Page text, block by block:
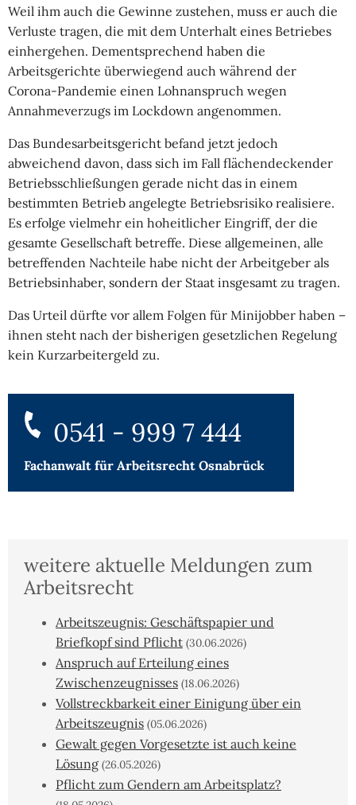
Weil ihm auch die Gewinne zustehen, muss er auch die
Verluste tragen, die mit dem Unterhalt eines Betriebes
einhergehen. Dementsprechend haben die
Arbeitsgerichte überwiegend auch während der
Corona-Pandemie einen Lohnanspruch wegen
Annahmeverzugs im Lockdown angenommen.
Das Bundesarbeitsgericht befand jetzt jedoch
abweichend davon, dass sich im Fall flächendeckender
Betriebsschließungen gerade nicht das in einem
bestimmten Betrieb angelegte Betriebsrisiko realisiere.
Es erfolge vielmehr ein hoheitlicher Eingriff, der die
gesamte Gesellschaft betreffe. Diese allgemeinen, alle
betreffenden Nachteile habe nicht der Arbeitgeber als
Betriebsinhaber, sondern der Staat insgesamt zu tragen.
Das Urteil dürfte vor allem Folgen für Minijobber haben –
ihnen steht nach der bisherigen gesetzlichen Regelung
kein Kurzarbeitergeld zu.
0541 - 999 7 444
Fachanwalt für Arbeitsrecht Osnabrück
weitere aktuelle Meldungen zum
Arbeitsrecht
Arbeitszeugnis: Geschäftspapier und
Briefkopf sind Pflicht (30.06.2026)
Anspruch auf Erteilung eines
Zwischenzeugnisses (18.06.2026)
Vollstreckbarkeit einer Einigung über ein
Arbeitszeugnis (05.06.2026)
Gewalt gegen Vorgesetzte ist auch keine
Lösung (26.05.2026)
Pflicht zum Gendern am Arbeitsplatz?